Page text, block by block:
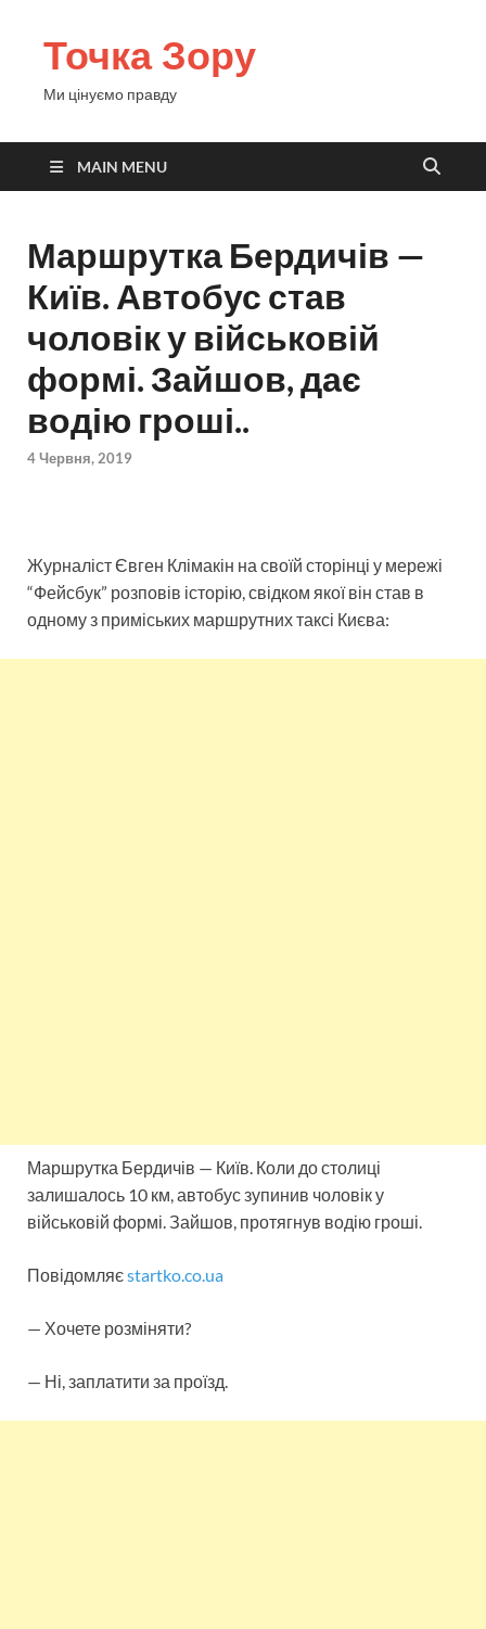
Точка Зору
Ми цінуємо правду
MAIN MENU
Маршрутка Бердичів —
Київ. Автобус став
чоловік у військовій
формі. Зайшов, дає
водію гроші..
4 Червня, 2019
Журналіст Євген Клімакін на своїй сторінці у мережі
“Фейсбук” розповів історію, свідком якої він став в
одному з приміських маршрутних таксі Києва:
Маршрутка Бердичів — Київ. Коли до столиці
залишалось 10 км, автобус зупинив чоловік у
військовій формі. Зайшов, протягнув водію гроші.
Повідомляєstartko.co.ua
— Хочете розміняти?
— Ні, заплатити за проїзд.